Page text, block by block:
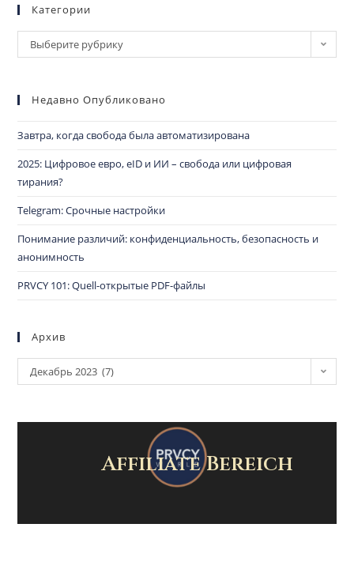
Категории
Выберите рубрику
Недавно Опубликовано
Завтра, когда свобода была автоматизирована
2025: Цифровое евро, eID и ИИ – свобода или цифровая
тирания?
Telegram: Срочные настройки
Понимание различий: конфиденциальность, безопасность и
анонимность
PRVCY 101: Quell-открытые PDF-файлы
Архив
Декабрь 2023 (7)
Affiliate Bereich